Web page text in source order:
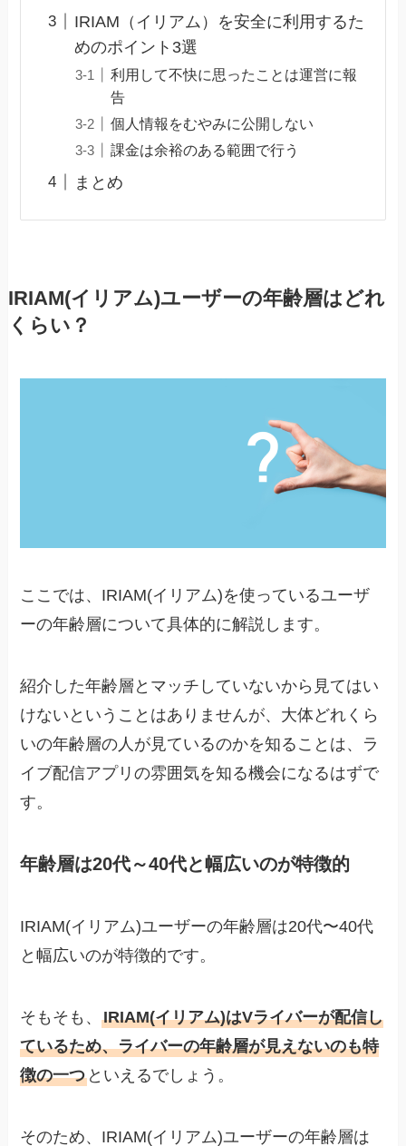
IRIAM（イリアム）を安全に利用するた
めのポイント3選
利用して不快に思ったことは運営に報
告
個人情報をむやみに公開しない
課金は余裕のある範囲で行う
まとめ
IRIAM(イリアム)ユーザーの年齢層はどれ
くらい？
ここでは、IRIAM(イリアム)を使っているユーザ
ーの年齢層について具体的に解説します。
紹介した年齢層とマッチしていないから見てはい
けないということはありませんが、大体どれくら
いの年齢層の人が見ているのかを知ることは、ラ
イブ配信アプリの雰囲気を知る機会になるはずで
す。
年齢層は20代～40代と幅広いのが特徴的
IRIAM(イリアム)ユーザーの年齢層は20代〜40代
と幅広いのが特徴的です。
そもそも、IRIAM(イリアム)はVライバーが配信し
ているため、ライバーの年齢層が見えないのも特
徴の一つ といえるでしょう。
そのため、IRIAM(イリアム)ユーザーの年齢層は